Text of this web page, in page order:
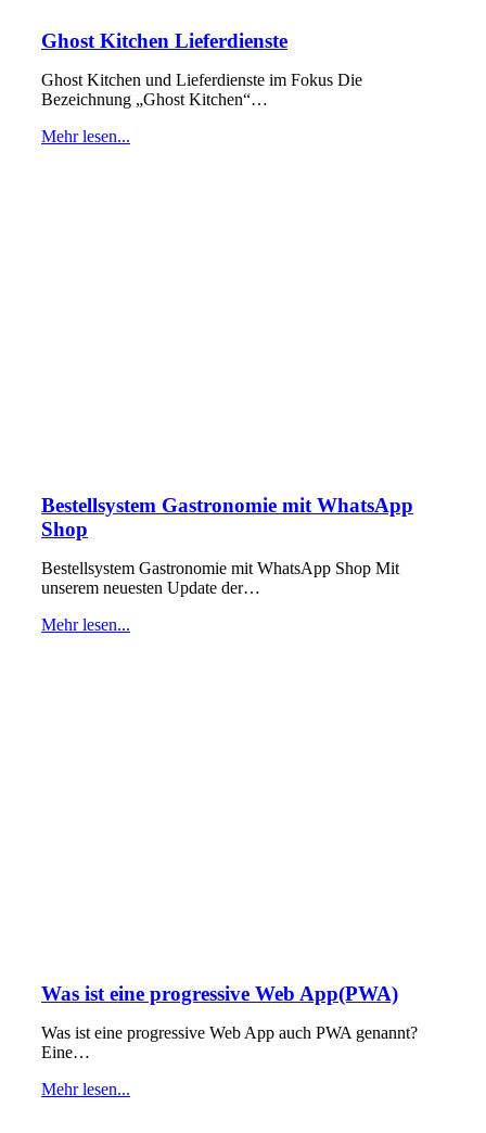
Ghost Kitchen Lieferdienste
Ghost Kitchen und Lieferdienste im Fokus Die
Bezeichnung „Ghost Kitchen“…
Mehr lesen...
Bestellsystem Gastronomie mit WhatsApp
Shop
Bestellsystem Gastronomie mit WhatsApp Shop Mit
unserem neuesten Update der…
Mehr lesen...
Was ist eine progressive Web App(PWA)
Was ist eine progressive Web App auch PWA genannt?
Eine…
Mehr lesen...